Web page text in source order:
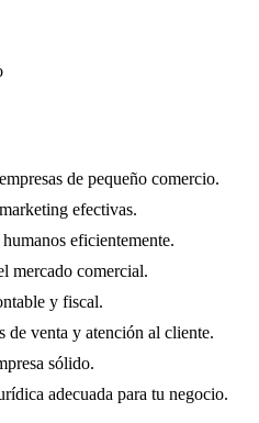
de pequeño comercio.
efectivas.
eficientemente.
mercado comercial.
y fiscal.
de venta y atención al cliente.
sólido.
adecuada para tu negocio.